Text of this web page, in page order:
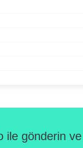
gönderin